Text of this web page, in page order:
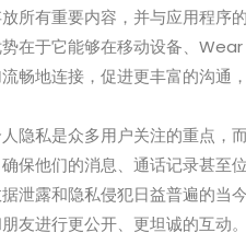
所有重要内容，并与应用程序
在于它能够在移动设备、
畅地连接，促进更丰富的沟通
隐私是众多用户关注的重点，而
保他们的消息、通话记录甚至
泄露和隐私侵犯日益普遍的当
友进行更公开、更坦诚的互动。